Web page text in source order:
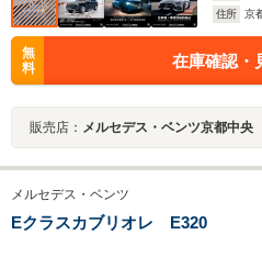
住所
京
無
料
在庫確認・
販売店： メルセデス・ベンツ京都中央
メルセデス・ベンツ
Eクラスカブリオレ E320